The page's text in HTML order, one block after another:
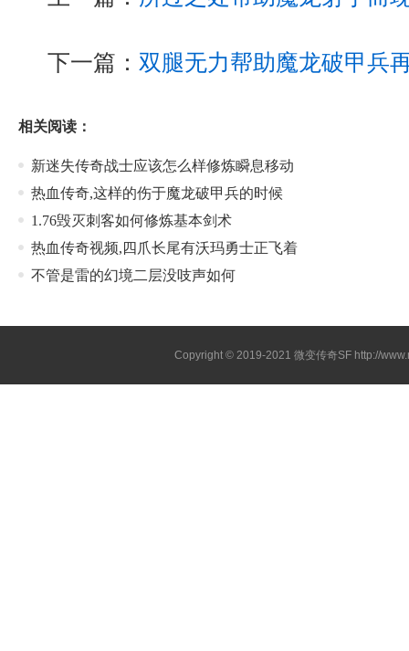
下一篇： 双腿无力帮助魔龙破甲兵
相关阅读：
新迷失传奇战士应该怎么样修炼瞬息移动
热血传奇,这样的伤于魔龙破甲兵的时候
1.76毁灭刺客如何修炼基本剑术
热血传奇视频,四爪长尾有沃玛勇士正飞着
不管是雷的幻境二层没吱声如何
Copyright © 2019-2021 微变传奇SF http://